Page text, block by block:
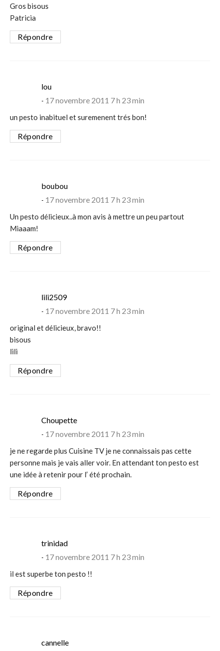
Gros bisous
Patricia
Répondre
lousays:
17 novembre 2011 7 h 23 min
un pesto inabituel et suremenent trés bon!
Répondre
boubousays:
17 novembre 2011 7 h 23 min
Un pesto délicieux..à mon avis à mettre un peu partout
Miaaam!
Répondre
lili2509says:
17 novembre 2011 7 h 23 min
original et délicieux, bravo!!
bisous
lili
Répondre
Choupettesays:
17 novembre 2011 7 h 23 min
je ne regarde plus Cuisine TV je ne connaissais pas cette
personne mais je vais aller voir. En attendant ton pesto est
une idée à retenir pour l’ été prochain.
Répondre
trinidadsays:
17 novembre 2011 7 h 23 min
il est superbe ton pesto !!
Répondre
cannellesays: